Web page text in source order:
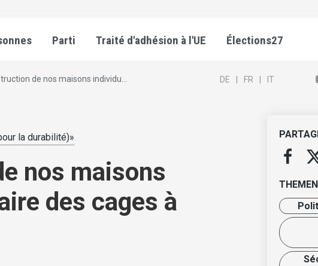
Parti Traité d'adhésion à l'UE Élections27
de nos maisons individu... DE FR IT
la durabilité)»
nos maisons
des cages à
THEMEN